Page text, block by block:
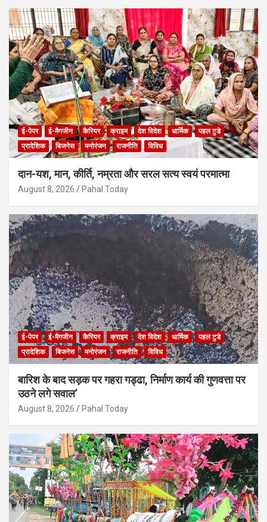
ई-पेपर ई-मैगजीन कैरियर क्राइम देश विदेश धार्मिक
पहल टुडे
प्रादेशिक
बिजनेस मनोरंजन राजनीति विविध
दान-यश, मान, कीर्ति, नम्रता और सरल सत्य स्वयं परमात्मा
August 8, 2026 Pahal Today
ई-पेपर ई-मैगजीन कैरियर क्राइम देश विदेश धार्मिक
पहल टुडे
प्रादेशिक
बिजनेस मनोरंजन राजनीति विविध
बारिश के बाद सड़क पर गहरा गड्ढा, निर्माण कार्य की गुणवत्ता पर
उठने लगे सवाल’
August 8, 2026 Pahal Today